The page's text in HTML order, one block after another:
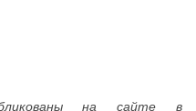
на сайте в